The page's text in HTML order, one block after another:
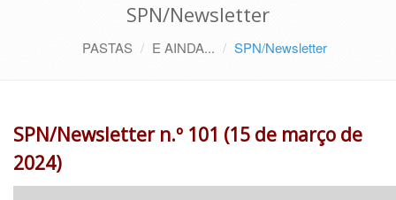
SPN/Newsletter
PASTAS E AINDA... SPN/Newsletter
SPN/Newsletter n.º 101 (15 de março de
2024)